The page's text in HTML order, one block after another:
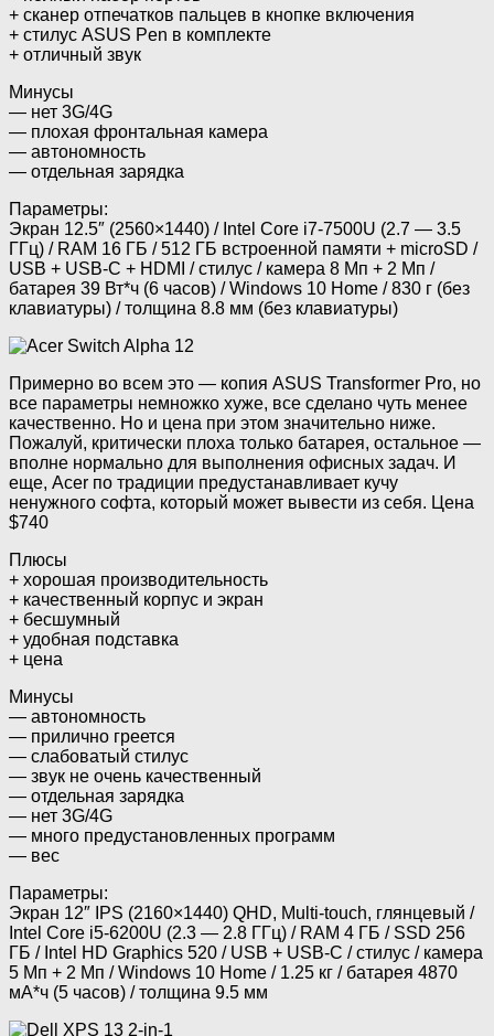
+ сканер отпечатков пальцев в кнопке включения
+ стилус ASUS Pen в комплекте
+ отличный звук
Минусы
— нет 3G/4G
— плохая фронтальная камера
— автономность
— отдельная зарядка
Параметры:
Экран 12.5″ (2560×1440) / Intel Core i7-7500U (2.7 — 3.5
ГГц) / RAM 16 ГБ / 512 ГБ встроенной памяти + microSD /
USB + USB-C + HDMI / стилус / камера 8 Мп + 2 Мп /
батарея 39 Вт*ч (6 часов) / Windows 10 Home / 830 г (без
клавиатуры) / толщина 8.8 мм (без клавиатуры)
Примерно во всем это — копия ASUS Transformer Pro, но
все параметры немножко хуже, все сделано чуть менее
качественно. Но и цена при этом значительно ниже.
Пожалуй, критически плоха только батарея, остальное —
вполне нормально для выполнения офисных задач. И
еще, Acer по традиции предустанавливает кучу
ненужного софта, который может вывести из себя. Цена
$740
Плюсы
+ хорошая производительность
+ качественный корпус и экран
+ бесшумный
+ удобная подставка
+ цена
Минусы
— автономность
— прилично греется
— слабоватый стилус
— звук не очень качественный
— отдельная зарядка
— нет 3G/4G
— много предустановленных программ
— вес
Параметры:
Экран 12″ IPS (2160×1440) QHD, Multi-touch, глянцевый /
Intel Core i5-6200U (2.3 — 2.8 ГГц) / RAM 4 ГБ / SSD 256
ГБ / Intel HD Graphics 520 / USB + USB-C / стилус / камера
5 Мп + 2 Мп / Windows 10 Home / 1.25 кг / батарея 4870
мА*ч (5 часов) / толщина 9.5 мм